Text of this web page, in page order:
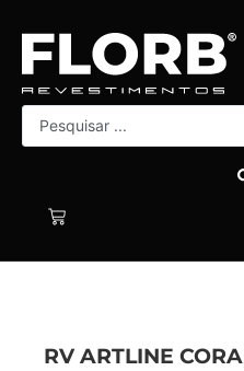
RV ARTLINE